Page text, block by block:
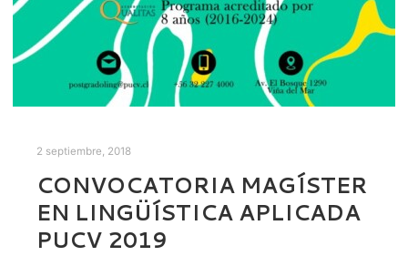
2 septiembre, 2018
CONVOCATORIA MAGÍSTER
EN LINGÜÍSTICA APLICADA
PUCV 2019